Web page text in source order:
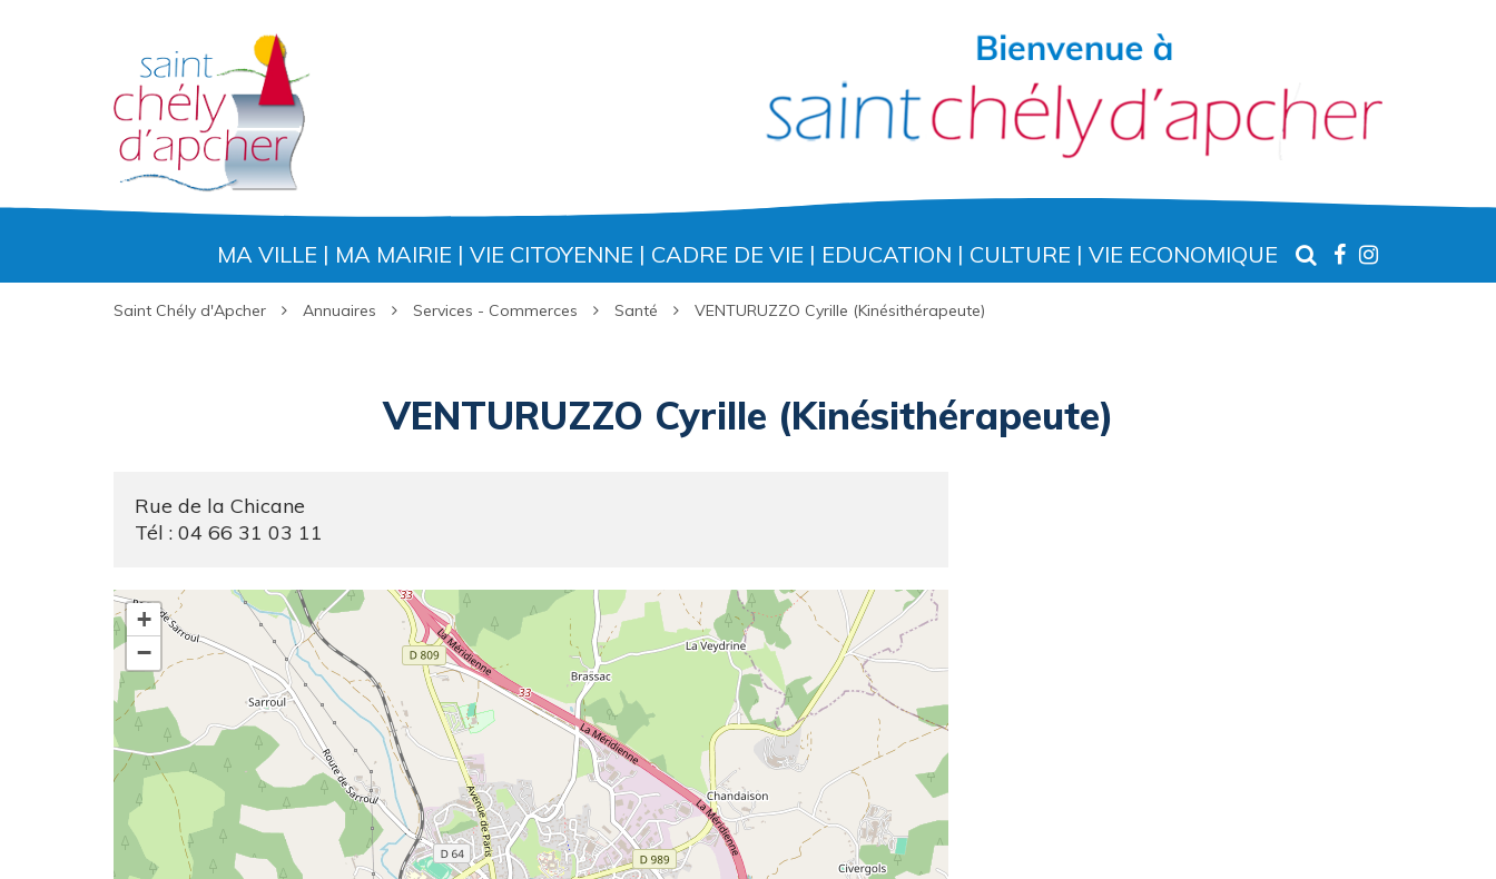
MA VILLE MA MAIRIE VIE CITOYENNE CADRE DE VIE EDUCATION CULTURE VIE ECONOMIQUE RECHERCHE
LIEN
VERSVERS
Saint Chély d'Apcher Annuaires Services - Commerces Santé VENTURUZZO Cyrille (Kinésithérapeute)
VENTURUZZO Cyrille (Kinésithérapeute)
Rue de la Chicane
Tél : 04 66 31 03 11
+
−